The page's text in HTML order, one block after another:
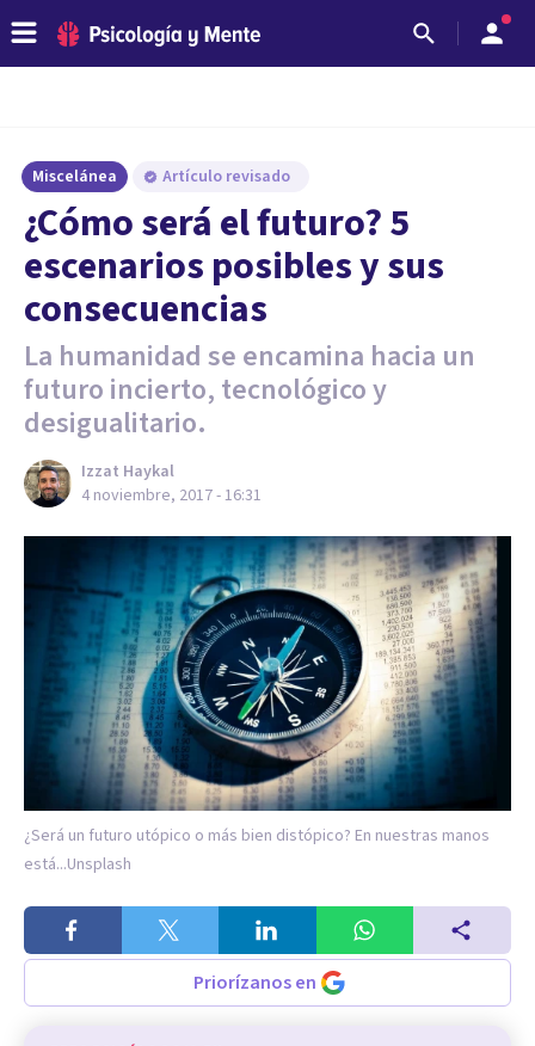
Miscelánea Artículo revisado
¿Cómo será el futuro? 5
escenarios posibles y sus
consecuencias
La humanidad se encamina hacia un
futuro incierto, tecnológico y
desigualitario.
Izzat Haykal
4 noviembre, 2017 - 16:31
¿Será un futuro utópico o más bien distópico? En nuestras manos
está...Unsplash
Priorízanos en